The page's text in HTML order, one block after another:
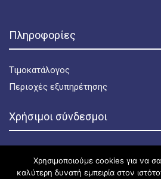
Πληροφορίες
Τιμοκατάλογος
Περιοχές εξυπηρέτησης
Χρήσιμοι σύνδεσμοι
Πολιτική για τα cookies
Χρησιμοποιούμε cookies για να
καλύτερη δυνατή εμπειρία στον